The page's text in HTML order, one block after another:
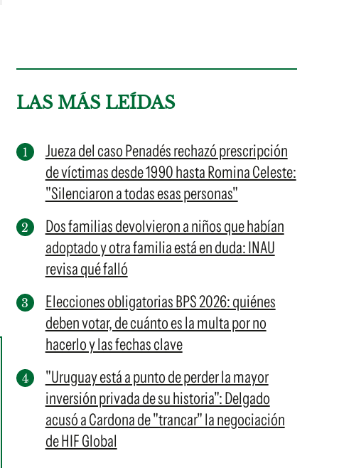
LAS MÁS LEÍDAS
Jueza del caso Penadés rechazó prescripción
de víctimas desde 1990 hasta Romina Celeste:
"Silenciaron a todas esas personas"
Dos familias devolvieron a niños que habían
adoptado y otra familia está en duda: INAU
revisa qué falló
Elecciones obligatorias BPS 2026: quiénes
deben votar, de cuánto es la multa por no
hacerlo y las fechas clave
"Uruguay está a punto de perder la mayor
inversión privada de su historia": Delgado
acusó a Cardona de "trancar" la negociación
de HIF Global